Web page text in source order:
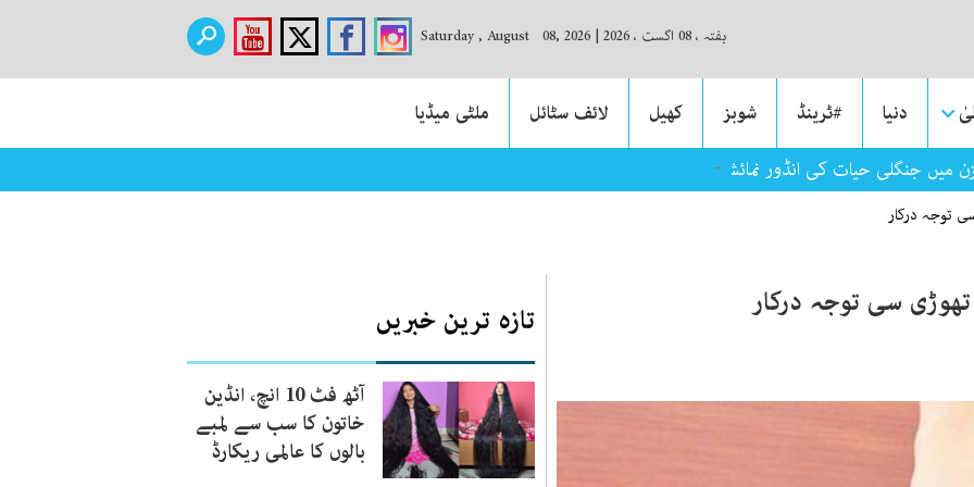
ہفتہ ، 08 اگست ، 2026 |
Saturday , August 08, 2026
دنیا #ٹرینڈ شوبز کھیل لائف سٹائل
ملٹی میڈیا
میں جنگلی حیات کی انڈور نمائش
توجہ درکار
سی توجہ درکار تازہ ترین خبریں
آٹھ فٹ 10 انچ، انڈین
خاتون کا سب سے لمبے
بالوں کا عالمی ریکارڈ